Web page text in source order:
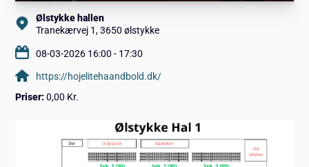
Ølstykke hallen
Tranekærvej 1, 3650 ølstykke
08-03-2026 16:00 - 17:30
https://hojelitehaandbold.dk/
Priser: 0,00 Kr.